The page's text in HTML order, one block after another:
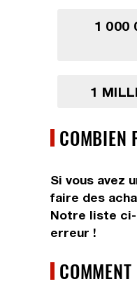
1 000
1
COMBIEN
Si vous avez
faire des
Notre liste ci-
erreur !